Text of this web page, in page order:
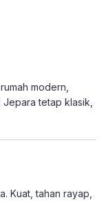
modern,
tetap klasik,
Kuat, tahan rayap,